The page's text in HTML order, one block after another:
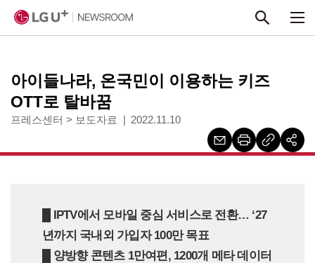
아이들나라, 온국민이 이용하는 키즈
OTT로 탈바꿈
프레스센터 > 보도자료 2022.11.10
█ IPTV에서 모바일 중심 서비스로 전환… ‘27
년까지 국내외 가입자 100만 목표
█ 양방향 콘텐츠 1만여편, 1200개 메타 데이터